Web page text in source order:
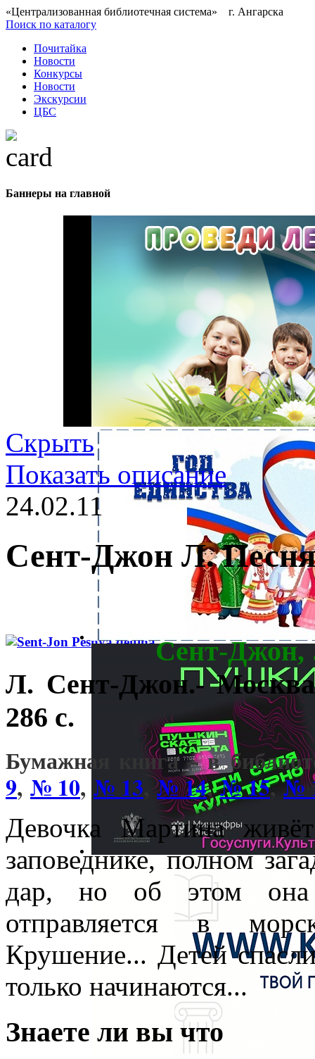
«Централизованная библиотечная система» г. Ангарска
Поиск по каталогу
Почитайка
Новости
Конкурсы
Новости
Экскурсии
ЦБС
Баннеры на главной
Скрыть
Показать описание
24.02.11
Сент-Джон Л.
Сент-Джон,
Л. Сент-Джон.-
286 с.
Бумажная книга – в
9, № 10, № 13,№ 14,№ 15,№
Девочка Мартина
заповеднике, полном
дар, но об этом она
отправляется в
Крушение... Детей
только начинаются...
Знаете ли вы что